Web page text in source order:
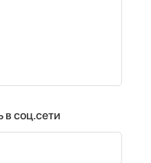
в соц.сети